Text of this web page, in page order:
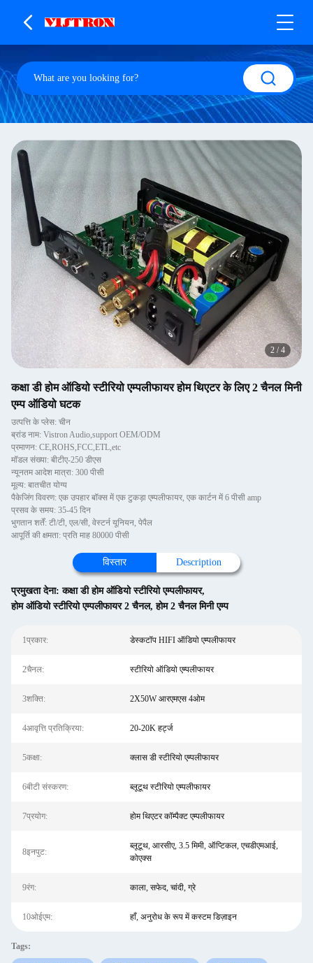
2 /4
कक्षा डी होम ऑडियो स्टीरियो एम्पलीफायर होम थिएटर के लिए 2 चैनल मिनी
एम्प ऑडियो घटक
उत्पत्ति के प्लेस: चीन
ब्रांड नाम: Vistron Audio,support OEM/ODM
प्रमाणन: CE,ROHS,FCC,ETL,etc
मॉडल संख्या: बीटीए-250 डीएस
न्यूनतम आदेश मात्रा: 300 पीसी
मूल्य: बातचीत योग्य
पैकेजिंग विवरण: एक उपहार बॉक्स में एक टुकड़ा एम्पलीफायर, एक कार्टन में 6 पीसी amp
प्रसव के समय: 35-45 दिन
भुगतान शर्तें: टी/टी, एल/सी, वेस्टर्न यूनियन, पेपैल
आपूर्ति की क्षमता: प्रति माह 80000 पीसी
विस्तार Description
प्रमुखता देना:कक्षा डी होम ऑडियो स्टीरियो एम्पलीफायर,
होम ऑडियो स्टीरियो एम्पलीफायर 2 चैनल,होम 2 चैनल मिनी एम्प
1प्रकार: डेस्कटॉप HIFI ऑडियो एम्पलीफायर
2चैनल: स्टीरियो ऑडियो एम्पलीफायर
3शक्ति: 2X50W आरएमएस 4ओम
4आवृत्ति प्रतिक्रिया: 20-20K हर्ट्ज
5कक्षा: क्लास डी स्टीरियो एम्पलीफायर
6बीटी संस्करण: ब्लूटूथ स्टीरियो एम्पलीफायर
7प्रयोग: होम थिएटर कॉम्पैक्ट एम्पलीफायर
8इनपुट:
ब्लूटूथ, आरसीए, 3.5 मिमी, ऑप्टिकल, एचडीएमआई,
कोएक्स
9रंग: काला, सफेद, चांदी, ग्रे
10ओईएम: हाँ, अनुरोध के रूप में कस्टम डिज़ाइन
Tags: